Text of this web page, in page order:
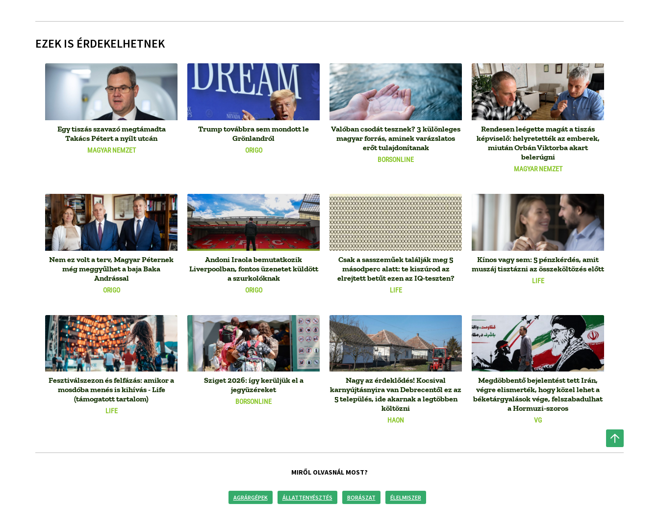
EZEK IS ÉRDEKELHETNEK
MAGYAR NEMZET
Egy tiszás szavazó megtámadta
Takács Pétert a nyílt utcán
ORIGO
Trump továbbra sem mondott le
Grönlandról
BORSONLINE
Valóban csodát tesznek? 3 különleges
magyar forrás, aminek varázslatos
erőt tulajdonítanak
MAGYAR NEMZET
Rendesen leégette magát a tiszás
képviselő: helyretették az emberek,
miután Orbán Viktorba akart
belerúgni
ORIGO
Nem ez volt a terv, Magyar Péternek
még meggyűlhet a baja Baka
Andrással
ORIGO
Andoni Iraola bemutatkozik
Liverpoolban, fontos üzenetet küldött
a szurkolóknak
LIFE
Csak a sasszeműek találják meg 5
másodperc alatt: te kiszúrod az
elrejtett betűt ezen az IQ-teszten?
LIFE
Kínos vagy sem: 5 pénzkérdés, amit
muszáj tisztázni az összeköltözés előtt
LIFE
Fesztiválszezon és felfázás: amikor a
mosdóba menés is kihívás - Life
(támogatott tartalom)
BORSONLINE
Sziget 2026: így kerüljük el a
jegyüzéreket
HAON
Nagy az érdeklődés! Kocsival
karnyújtásnyira van Debrecentől ez az
5 település, ide akarnak a legtöbben
költözni
VG
Megdöbbentő bejelentést tett Irán,
végre elismerték, hogy közel lehet a
béketárgyalások vége, felszabadulhat
a Hormuzi-szoros
MIRŐL OLVASNÁL MOST?
AGRÁRGÉPEK ÁLLATTENYÉSZTÉS BORÁSZAT ÉLELMISZER